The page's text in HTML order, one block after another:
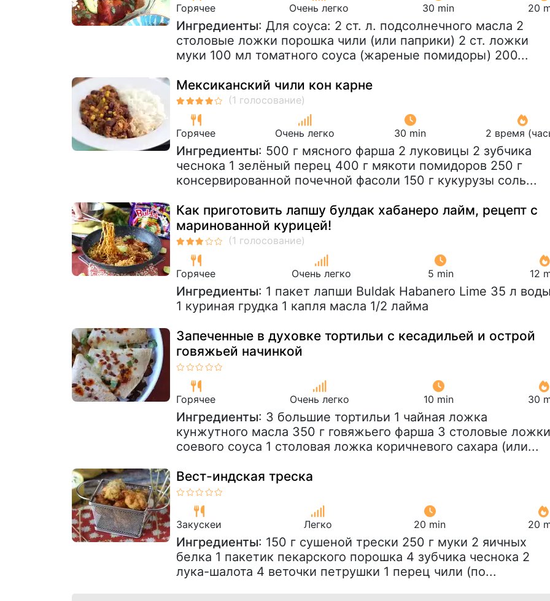
Горячее Очень легко 30 min 20
Ингредиенты: Для соуса: 2 ст. л. подсолнечного масла 2
столовые ложки порошка чили (или паприки) 2 ст. ложки
муки 100 мл томатного соуса (жареные помидоры) 200...
Мексиканский чили кон карне
Горячее Очень легко 30 min 2 время
Ингредиенты: 500 г мясного фарша 2 луковицы 2 зубчика
чеснока 1 зелёный перец 400 г мякоти помидоров 250 г
консервированной почечной фасоли 150 г кукурузы соль...
Как приготовить лапшу булдак хабанеро лайм, рецепт с
маринованной курицей!
Горячее Очень легко 5 min 12
Ингредиенты: 1 пакет лапши Buldak Habanero Lime 35 л воды
1 куриная грудка 1 капля масла 1/2 лайма
Запеченные в духовке тортильи с кесадильей и острой
говяжьей начинкой
Горячее Очень легко 10 min 30
Ингредиенты: 3 большие тортильи 1 чайная ложка
кунжутного масла 350 г говяжьего фарша 3 столовые ложки
соевого соуса 1 столовая ложка коричневого сахара (или...
Вест-индская треска
Закускeи Легко 20 min 20
Ингредиенты: 150 г сушеной трески 250 г муки 2 яичных
белка 1 пакетик пекарского порошка 4 зубчика чеснока 2
лука-шалота 4 веточки петрушки 1 перец чили (по...